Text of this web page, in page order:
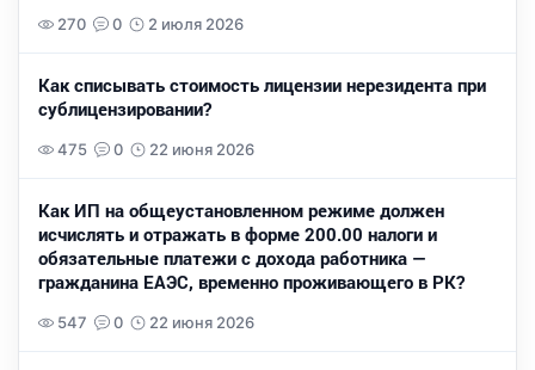
270 0 2 июля 2026
Как списывать стоимость лицензии нерезидента при
сублицензировании?
475 0 22 июня 2026
Как ИП на общеустановленном режиме должен
исчислять и отражать в форме 200.00 налоги и
обязательные платежи с дохода работника —
гражданина ЕАЭС, временно проживающего в РК?
547 0 22 июня 2026